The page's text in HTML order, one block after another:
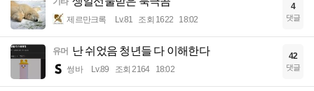
제르만크록 Lv.81 조회 1622 18:02
4
댓글
유머 난 쉬었음 청년들 다 이해한다
썽바 Lv.89 조회 2164 18:02
42
댓글